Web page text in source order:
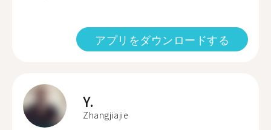
アプリをダウンロードする
Y.
Zhangjiajie